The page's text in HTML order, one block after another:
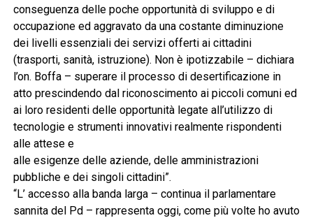
conseguenza delle poche opportunità di sviluppo e di
occupazione ed aggravato da una costante diminuzione
dei livelli essenziali dei servizi offerti ai cittadini
(trasporti, sanità, istruzione). Non è ipotizzabile – dichiara
l’on. Boffa – superare il processo di desertificazione in
atto prescindendo dal riconoscimento ai piccoli comuni ed
ai loro residenti delle opportunità legate all’utilizzo di
tecnologie e strumenti innovativi realmente rispondenti
alle attese e
alle esigenze delle aziende, delle amministrazioni
pubbliche e dei singoli cittadini”.
“L’ accesso alla banda larga – continua il parlamentare
sannita del Pd – rappresenta oggi, come più volte ho avuto